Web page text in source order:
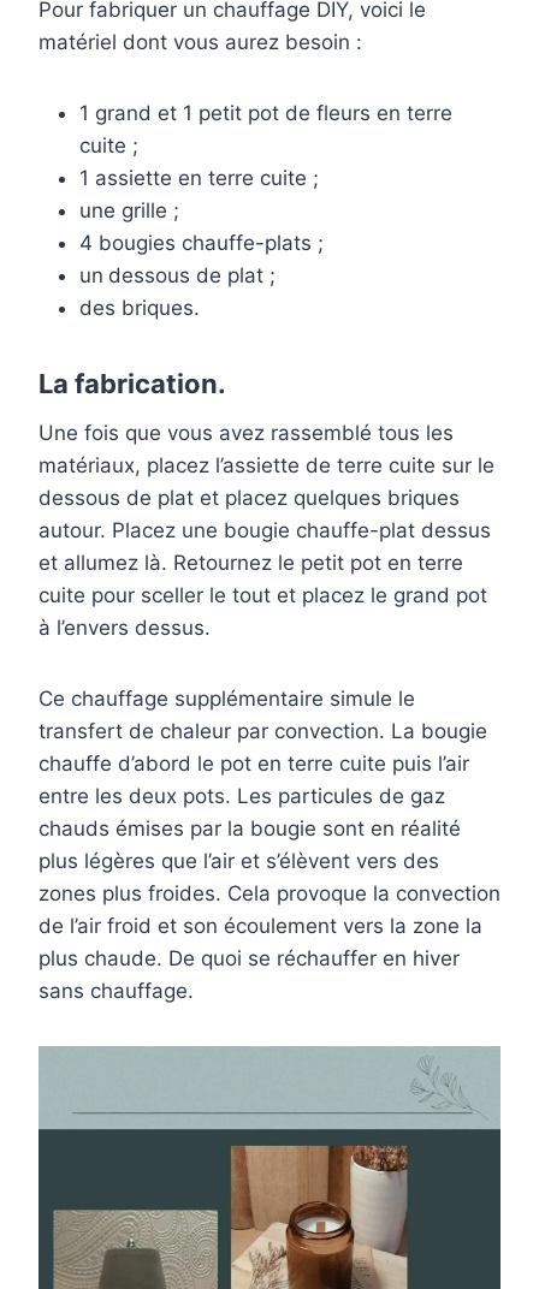
Pour fabriquer un chauffage DIY, voici le
matériel dont vous aurez besoin :
1 grand et 1 petit pot de fleurs en terre
cuite ;
1 assiette en terre cuite ;
une grille ;
4 bougies chauffe-plats ;
un dessous de plat ;
des briques.
La fabrication.
Une fois que vous avez rassemblé tous les
matériaux, placez l’assiette de terre cuite sur le
dessous de plat et placez quelques briques
autour. Placez une bougie chauffe-plat dessus
et allumez là. Retournez le petit pot en terre
cuite pour sceller le tout et placez le grand pot
à l’envers dessus.
Ce chauffage supplémentaire simule le
transfert de chaleur par convection. La bougie
chauffe d’abord le pot en terre cuite puis l’air
entre les deux pots. Les particules de gaz
chauds émises par la bougie sont en réalité
plus légères que l’air et s’élèvent vers des
zones plus froides. Cela provoque la convection
de l’air froid et son écoulement vers la zone la
plus chaude. De quoi se réchauffer en hiver
sans chauffage.